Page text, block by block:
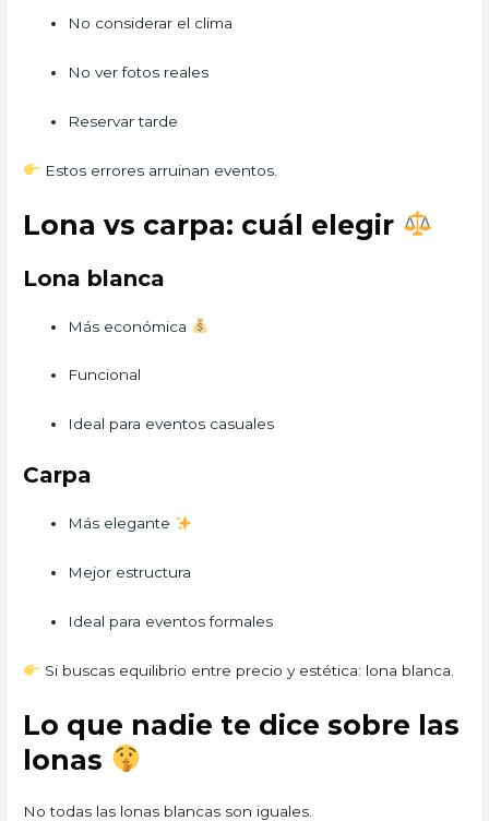
No considerar el clima
No ver fotos reales
Reservar tarde
Estos errores arruinan eventos.
Lona vs carpa: cuál elegir
Lona blanca
Más económica
Funcional
Ideal para eventos casuales
Carpa
Más elegante
Mejor estructura
Ideal para eventos formales
Si buscas equilibrio entre precio y estética: lona blanca.
Lo que nadie te dice sobre las
lonas
No todas las lonas blancas son iguales.